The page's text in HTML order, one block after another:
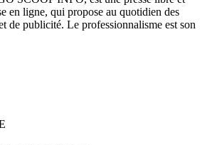
en ligne, qui propose au quotidien des
de publicité. Le professionnalisme est son